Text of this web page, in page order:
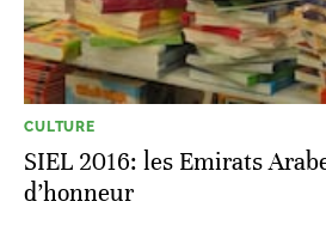
CULTURE
SIEL 2016: les Emirats
d’honneur